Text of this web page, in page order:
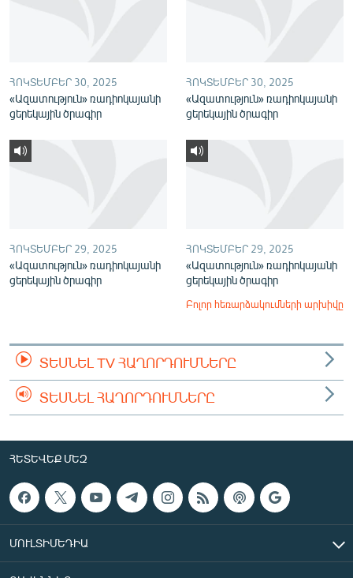
«Ազատության» բոլոր կայքերը
ՀՈԿՏԵՄԲԵՐ 30, 2025
«Ազատություն» ռադիոկայանի
ցերեկային ծրագիր
ՀՈԿՏԵՄԲԵՐ 30, 2025
«Ազատություն» ռադիոկայանի
ցերեկային ծրագիր
ՀՈԿՏԵՄԲԵՐ 29, 2025
«Ազատություն» ռադիոկայանի
ցերեկային ծրագիր
ՀՈԿՏԵՄԲԵՐ 29, 2025
«Ազատություն» ռադիոկայանի
ցերեկային ծրագիր
Բոլոր հեռարձակումների արխիվը
ՏԵՍՆԵԼ TV ՀԱՂՈՐԴՈՒՄՆԵՐԸ
ՏԵՍՆԵԼ ՀԱՂՈՐԴՈՒՄՆԵՐԸ
ՀԵՏԵՎԵՔ ՄԵԶ
ՄՈՒԼՏԻՄԵԴԻԱ